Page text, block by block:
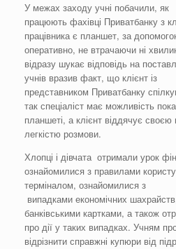
У межах заходу учні побачили, як
працюють фахівці Приватбанку з
працівника є планшет, за
оперативно, не втрачаючи ні
відразу шукає відповідь на
учнів вразив факт, що клієнт із
представником Приватбанку
так спеціаліст має можливість
планшеті, а клієнт віддячує своєю
легкістю розмови.
Хлопці і дівчата отримали урок
ознайомилися з правилами
терміналом, ознайомилися з
випадками економічних
банківськими картками, а також
про дії у таких випадках. Учням
відрізнити справжні купюри від